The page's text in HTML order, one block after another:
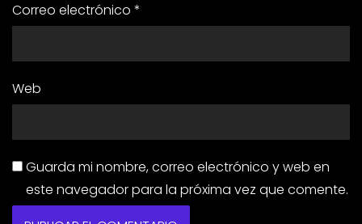
Correo electrónico *
Web
Guarda mi nombre, correo electrónico y web en
este navegador para la próxima vez que comente.